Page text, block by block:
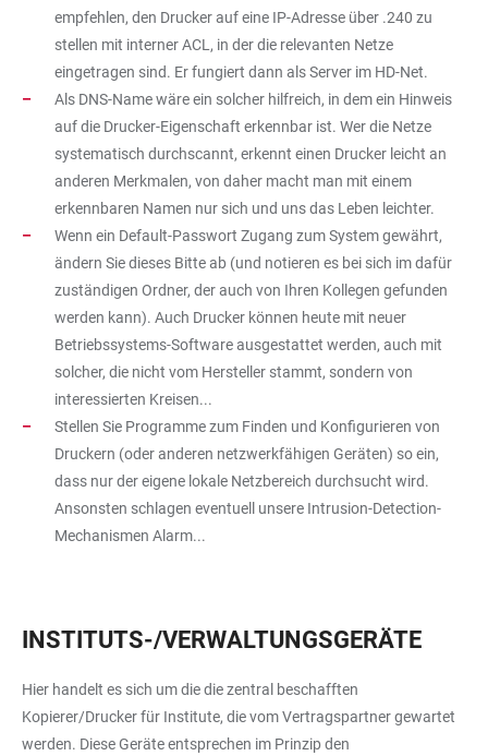
empfehlen, den Drucker auf eine IP-Adresse über .240 zu
stellen mit interner ACL, in der die relevanten Netze
eingetragen sind. Er fungiert dann als Server im HD-Net.
Als DNS-Name wäre ein solcher hilfreich, in dem ein Hinweis
auf die Drucker-Eigenschaft erkennbar ist. Wer die Netze
systematisch durchscannt, erkennt einen Drucker leicht an
anderen Merkmalen, von daher macht man mit einem
erkennbaren Namen nur sich und uns das Leben leichter.
Wenn ein Default-Passwort Zugang zum System gewährt,
ändern Sie dieses Bitte ab (und notieren es bei sich im dafür
zuständigen Ordner, der auch von Ihren Kollegen gefunden
werden kann). Auch Drucker können heute mit neuer
Betriebssystems-Software ausgestattet werden, auch mit
solcher, die nicht vom Hersteller stammt, sondern von
interessierten Kreisen...
Stellen Sie Programme zum Finden und Konfigurieren von
Druckern (oder anderen netzwerkfähigen Geräten) so ein,
dass nur der eigene lokale Netzbereich durchsucht wird.
Ansonsten schlagen eventuell unsere Intrusion-Detection-
Mechanismen Alarm...
INSTITUTS-/VERWALTUNGSGERÄTE
Hier handelt es sich um die die zentral beschafften
Kopierer/Drucker für Institute, die vom Vertragspartner gewartet
werden. Diese Geräte entsprechen im Prinzip den